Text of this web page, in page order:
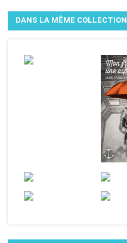
DANS LA MÊME COLLECTION